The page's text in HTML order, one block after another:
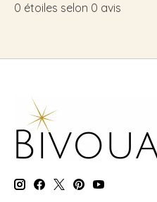
0 étoiles selon 0 avis